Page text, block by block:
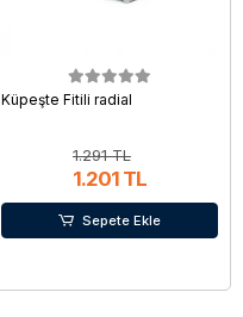
Küpeşte Fitili radial
1.291 TL
1.201 TL
Sepete Ekle